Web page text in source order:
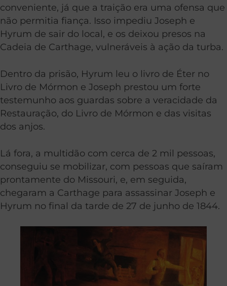
conveniente, já que a traição era uma ofensa que
não permitia fiança. Isso impediu Joseph e
Hyrum de sair do local, e os deixou presos na
Cadeia de Carthage, vulneráveis à ação da turba.
Dentro da prisão, Hyrum leu o livro de Éter no
Livro de Mórmon e Joseph prestou um forte
testemunho aos guardas sobre a veracidade da
Restauração, do Livro de Mórmon e das visitas
dos anjos.
Lá fora, a multidão com cerca de 2 mil pessoas,
conseguiu se mobilizar, com pessoas que saíram
prontamente do Missouri, e, em seguida,
chegaram a Carthage para assassinar Joseph e
Hyrum no final da tarde de 27 de junho de 1844.